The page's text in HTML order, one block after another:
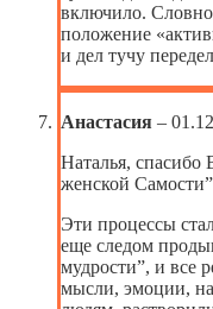
включило.
положение
и дел тучу
Анастасия –
Наталья, спасибо
женской
Эти процессы
еще следом
мудрости”, и все
мысли, эмоции,